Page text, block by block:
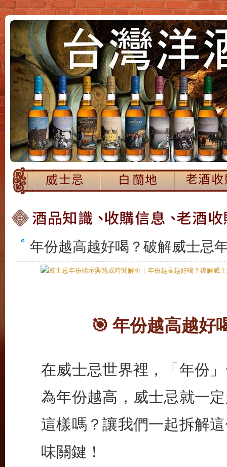
年份越高越好喝？破解威士忌
🎯 年份越高越好
在威士忌世界裡，「年份
為年份越高，威士忌就一
這樣嗎？讓我們一起拆解
味關鍵！